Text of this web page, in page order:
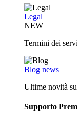
Legal
NEW
Termini dei
Blog news
Ultime novità
Supporto